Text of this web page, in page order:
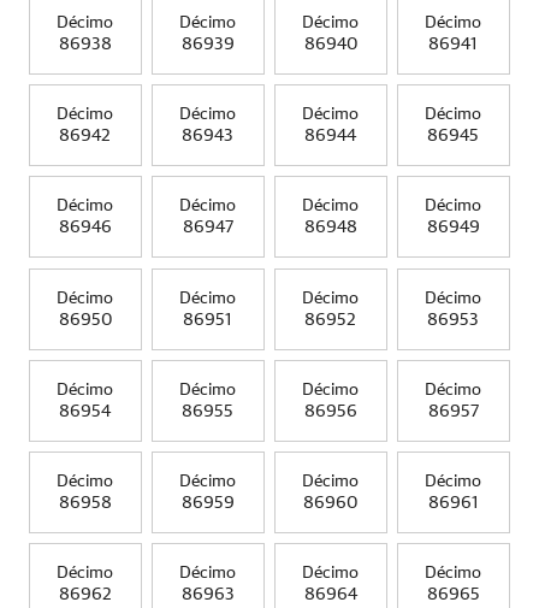
Décimo
86938
Décimo
86939
Décimo
86940
Décimo
86941
Décimo
86942
Décimo
86943
Décimo
86944
Décimo
86945
Décimo
86946
Décimo
86947
Décimo
86948
Décimo
86949
Décimo
86950
Décimo
86951
Décimo
86952
Décimo
86953
Décimo
86954
Décimo
86955
Décimo
86956
Décimo
86957
Décimo
86958
Décimo
86959
Décimo
86960
Décimo
86961
Décimo
86962
Décimo
86963
Décimo
86964
Décimo
86965